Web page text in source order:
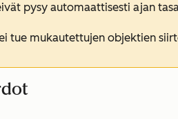
pysy automaattisesti ajan
tue mukautettujen objektien